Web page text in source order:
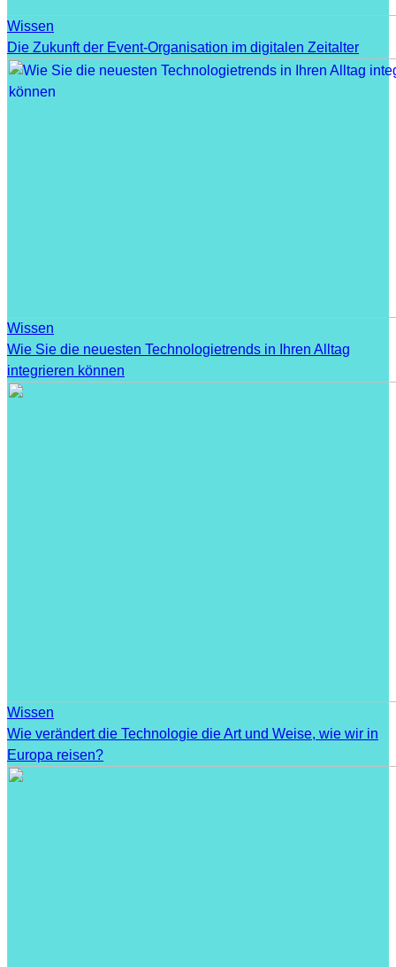
Wissen
Die Zukunft der Event-Organisation im digitalen Zeitalter
Wissen
Wie Sie die neuesten Technologietrends in Ihren Alltag
integrieren können
Wissen
Wie verändert die Technologie die Art und Weise, wie wir in
Europa reisen?